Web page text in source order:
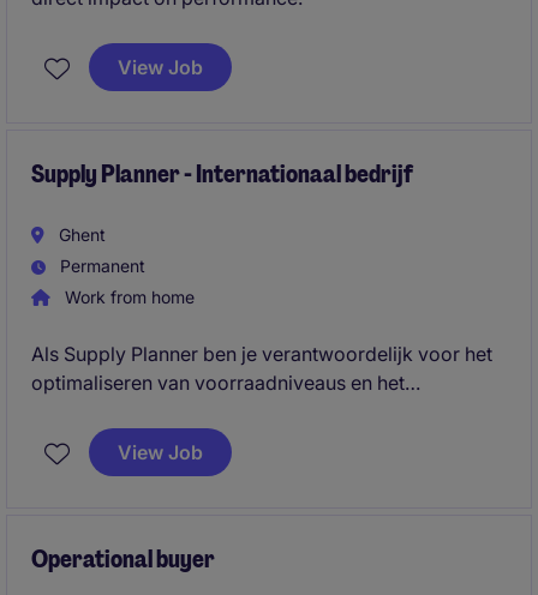
View Job
Supply Planner - Internationaal bedrijf
Ghent
Permanent
Work from home
Als Supply Planner ben je verantwoordelijk voor het
optimaliseren van voorraadniveaus en het
data en forecasts naar concrete supply-plannen en
werkt nauw samen met leveranciers en interne
View Job
Operational buyer